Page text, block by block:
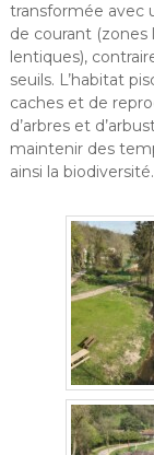
transformée avec
de courant (zones
lentiques),
seuils. L’habitat
caches et de
d’arbres et
maintenir des
ainsi la biodiversité.